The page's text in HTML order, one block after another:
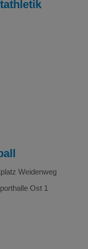
Weidenweg
Ost 1